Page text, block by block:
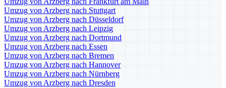
Umzug von Arzberg nach Stuttgart
Umzug von Arzberg nach Düsseldorf
Umzug von Arzberg nach Leipzig
Umzug von Arzberg nach Dortmund
Umzug von Arzberg nach Essen
Umzug von Arzberg nach Bremen
Umzug von Arzberg nach Hannover
Umzug von Arzberg nach Nürnberg
Umzug von Arzberg nach Dresden